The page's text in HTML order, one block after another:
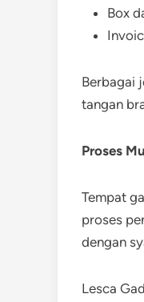
Box
Berbagai
tangan
Proses
Tempat
proses
dengan
Lesca